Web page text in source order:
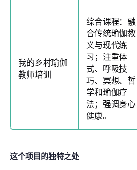
我的乡村瑜伽
教师培训
综合课程：融
合传统瑜伽教
义与现代练
习；注重体
式、呼吸技
巧、冥想、哲
学和瑜伽疗
法；强调身心
健康。
这个项目的独特之处